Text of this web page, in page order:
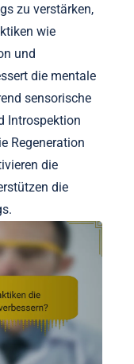
zu verstärken,
wie
und
die mentale
sensorische
Introspektion
Regeneration
die
die